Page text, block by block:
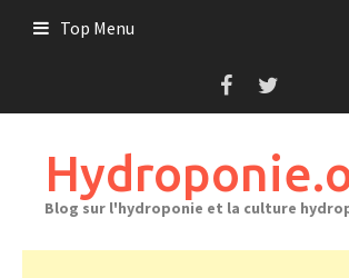
Top Menu
Blog sur l'hydroponie et la culture